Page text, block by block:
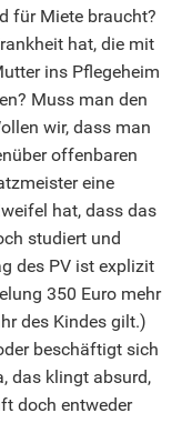
für Miete braucht?
hat, die mit
ins Pflegeheim
Muss man den
wir, dass man
offenbaren
eine
hat, dass das
studiert und
des PV ist explizit
350 Euro mehr
des Kindes gilt.)
beschäftigt sich
das klingt absurd,
doch entweder